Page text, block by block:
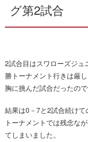
グ第2試合
2試合目はスワローズジュ
勝トーナメント行きは厳
胸に挑んだ試合だったので
結果は0－7と2試合続け
トーナメントでは残念な
てしまいました。